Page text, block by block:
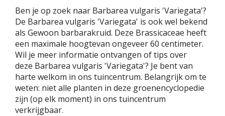
Ben je op zoek naar Barbarea vulgaris 'Variegata'?
De Barbarea vulgaris 'Variegata' is ook wel bekend
als Gewoon barbarakruid. Deze Brassicaceae heeft
een maximale hoogtevan ongeveer 60 centimeter.
Wil je meer informatie ontvangen of tips over
deze Barbarea vulgaris 'Variegata'? Je bent van
harte welkom in ons tuincentrum. Belangrijk om te
weten: niet alle planten in deze groenencyclopedie
zijn (op elk moment) in ons tuincentrum
verkrijgbaar.